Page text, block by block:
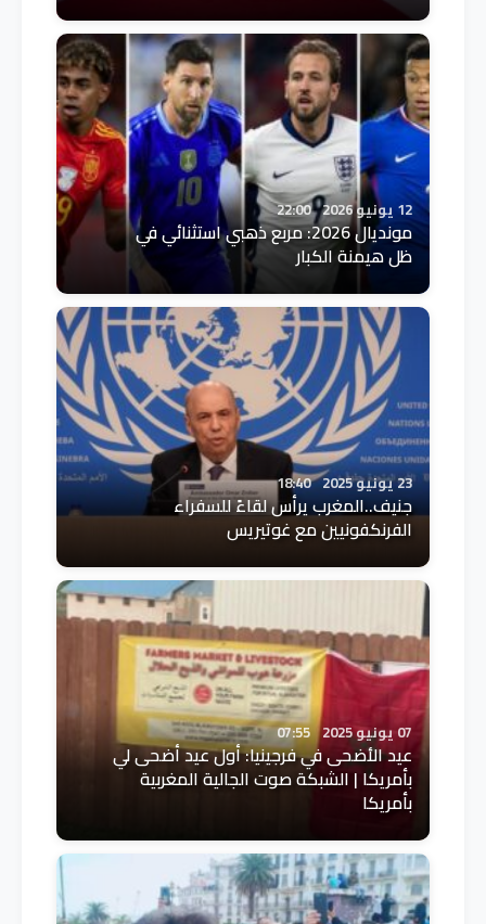
12 يونيو 2026 22:00
مونديال 2026: مربع ذهبي استثنائي في
ظل هيمنة الكبار
23 يونيو 2025 18:40
جنيف..المغرب يرأس لقاءً للسفراء
الفرنكفونيين مع غوتيريس
07 يونيو 2025 07:55
عيد الأضحى في فرجينيا: أول عيد أضحى لي
بأمريكا | الشبكة صوت الجالية المغربية
بأمريكا